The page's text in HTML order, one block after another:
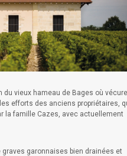
vieux hameau de Bages où
efforts des anciens propriétaires,
la famille Cazes, avec actuellement
garonnaises bien drainées et